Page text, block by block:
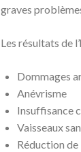
graves
Les résultats de
Dommages
Anévrisme
Insuffisance
Vaisseaux
Réduction